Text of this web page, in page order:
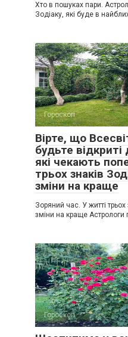
Хто в пошуках пари.
Зодіаку, які буде в
Гороскоп
Вірте, що
будьте
які чекають
трьох знаків
зміни на краще
Зоряний час. У житті трьох
зміни на краще Астрологи
Гороскоп